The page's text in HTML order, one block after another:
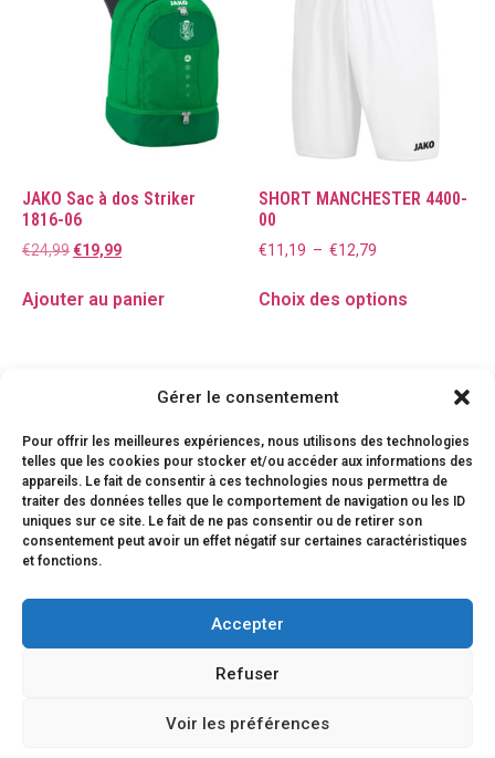
Gérer le consentement
Pour offrir les meilleures expériences, nous utilisons des technologies
telles que les cookies pour stocker et/ou accéder aux informations des
appareils. Le fait de consentir à ces technologies nous permettra de
traiter des données telles que le comportement de navigation ou les ID
uniques sur ce site. Le fait de ne pas consentir ou de retirer son
consentement peut avoir un effet négatif sur certaines caractéristiques
et fonctions.
Accepter
Refuser
Voir les préférences
JAKO Sac à dos Striker
1816-06
€24,99€19,99
Ajouter au panier
SHORT MANCHESTER 4400-
00
€11,19 – €12,79
Choix des options